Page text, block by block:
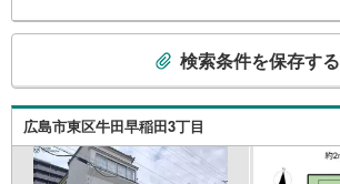
検
索
条
検索条件を保存する
広島市東区牛田早稲田3丁目